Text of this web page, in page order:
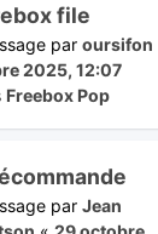
file
par oursifon
2025, 12:07
Freebox Pop
par Jean